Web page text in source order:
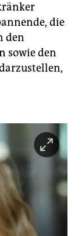
die
den
sowie den